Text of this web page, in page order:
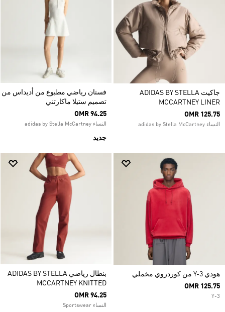
جاكيت ADIDAS BY STELLA
MCCARTNEY LINER
OMR 125.75
النساء adidas by Stella McCartney
فستان رياضي مطبوع من أديداس من
تصميم ستيلا ماكارتني
OMR 94.25
النساء adidas by Stella McCartney
جديد
هودي Y-3 من كوردروي مخملي
OMR 125.75
Y-3
بنطال رياضي ADIDAS BY STELLA
MCCARTNEY KNITTED
OMR 94.25
النساء Sportswear